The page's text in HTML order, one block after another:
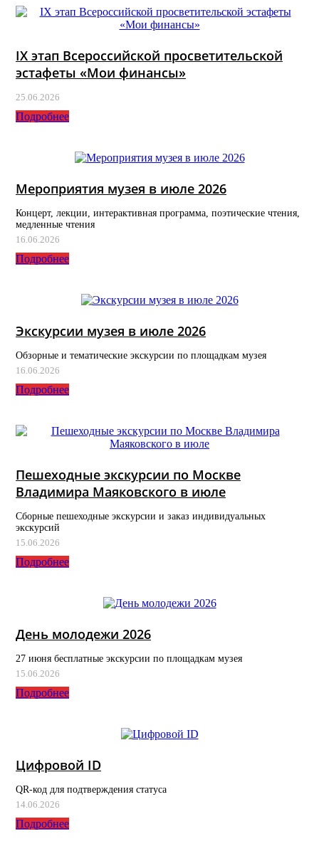
IX этап Всероссийской просветительской
эстафеты «Мои финансы»
25.06.2026
Подробнее
Мероприятия музея в июле 2026
Концерт, лекции, интерактивная программа, поэтические чтения,
медленные чтения
16.06.2026
Подробнее
Экскурсии музея в июле 2026
Обзорные и тематические экскурсии по площадкам музея
16.06.2026
Подробнее
Пешеходные экскурсии по Москве
Владимира Маяковского в июле
Сборные пешеходные экскурсии и заказ индивидуальных
экскурсий
15.06.2026
Подробнее
День молодежи 2026
27 июня бесплатные экскурсии по площадкам музея
15.06.2026
Подробнее
Цифровой ID
QR-код для подтверждения статуса
14.06.2026
Подробнее